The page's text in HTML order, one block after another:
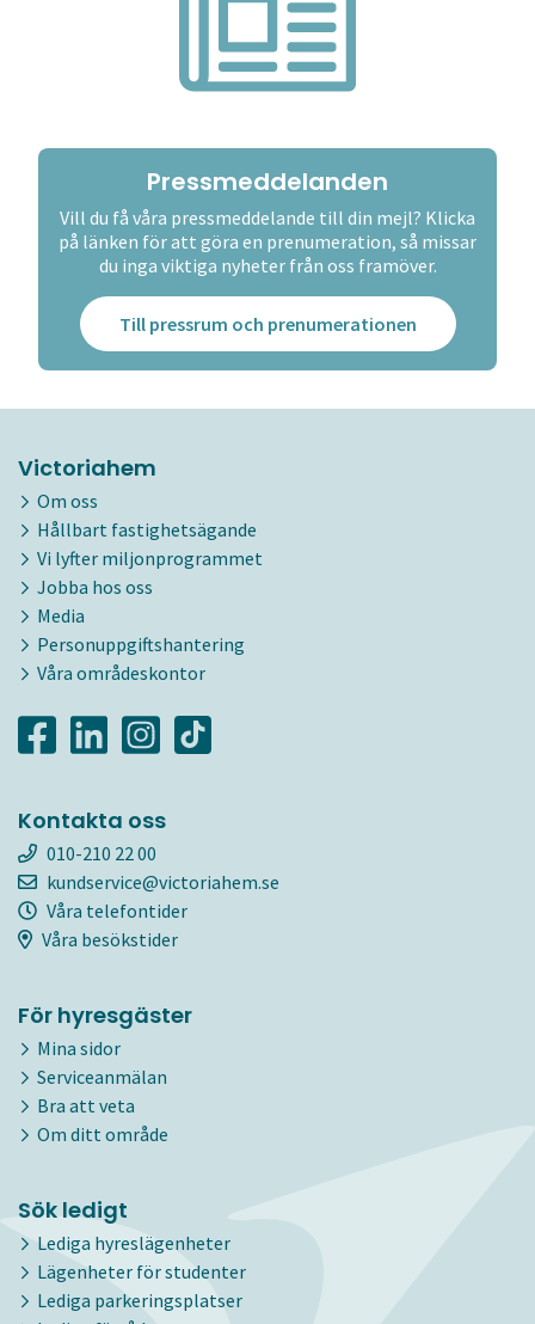
Pressmeddelanden
Vill du få våra pressmeddelande till din mejl? Klicka
på länken för att göra en prenumeration, så missar
du inga viktiga nyheter från oss framöver.
Till pressrum och prenumerationen
Victoriahem
Om oss
Hållbart fastighetsägande
Vi lyfter miljonprogrammet
Jobba hos oss
Media
Personuppgiftshantering
Våra områdeskontor
Kontakta oss
010-210 22 00
kundservice@victoriahem.se
Våra telefontider
Våra besökstider
För hyresgäster
Mina sidor
Serviceanmälan
Bra att veta
Om ditt område
Sök ledigt
Lediga hyreslägenheter
Lägenheter för studenter
Lediga parkeringsplatser